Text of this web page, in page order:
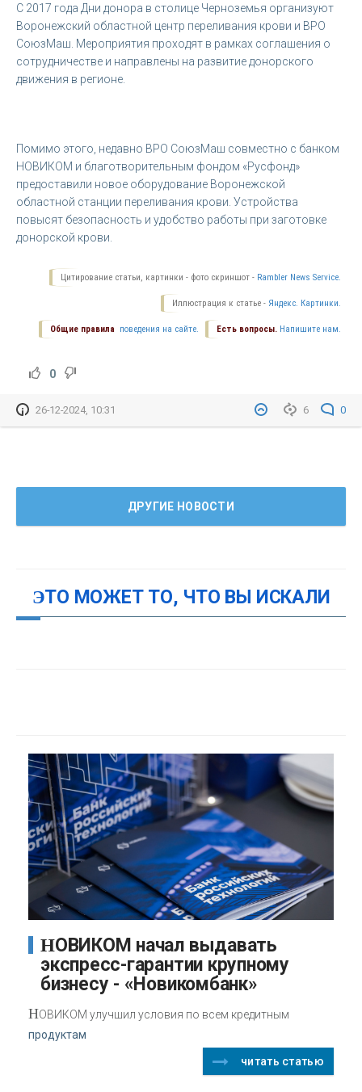
С 2017 года Дни донора в столице Черноземья организуют
Воронежский областной центр переливания крови и ВРО
СоюзМаш. Мероприятия проходят в рамках соглашения о
сотрудничестве и направлены на развитие донорского
движения в регионе.
Помимо этого, недавно ВРО СоюзМаш совместно с банком
НОВИКОМ и благотворительным фондом «Русфонд»
предоставили новое оборудование Воронежской
областной станции переливания крови. Устройства
повысят безопасность и удобство работы при заготовке
донорской крови.
Цитирование статьи, картинки - фото скриншот - Rambler News Service.
Иллюстрация к статье - Яндекс. Картинки.
Есть вопросы. Напишите нам.
Общие правила поведения на сайте.
0
6 0
26-12-2024, 10:31
ДРУГИЕ НОВОСТИ
ЭТО МОЖЕТ ТО, ЧТО ВЫ ИСКАЛИ
НОВИКОМ начал выдавать
экспресс-гарантии крупному
бизнесу - «Новикомбанк»
НОВИКОМ улучшил условия по всем кредитным
продуктам
читать статью